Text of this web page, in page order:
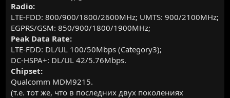
Radio:
LTE-FDD: 800/900/1800/2600MHz; UMTS: 900/2100MHz;
EGPRS/GSM: 850/900/1800/1900MHz;
Peak Data Rate:
LTE-FDD: DL/UL 100/50Mbps (Category3);
DC-HSPA+: DL/UL 42/5.76Mbps.
Chipset:
Qualcomm MDM9215.
(т.е. тот же, что в последних двух поколениях